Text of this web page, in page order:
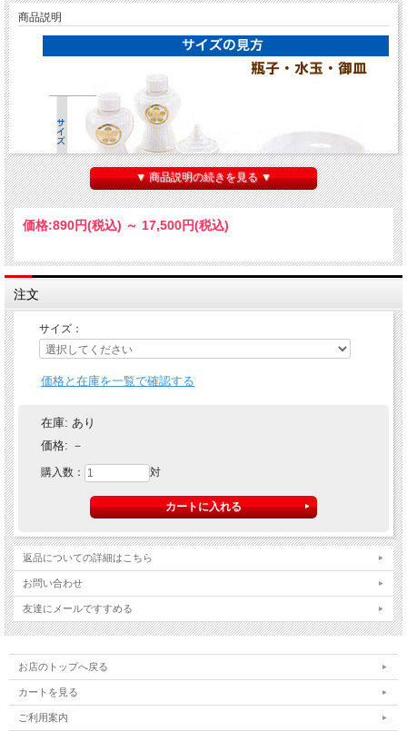
商品説明
▼ 商品説明の続きを見る ▼
価格:890円(税込) ～ 17,500円(税込)
注文
サイズ：
価格と在庫を一覧で確認する
在庫: あり
価格: －
購入数： 対
返品についての詳細はこちら
お問い合わせ
友達にメールですすめる
お店のトップへ戻る
カートを見る
ご利用案内